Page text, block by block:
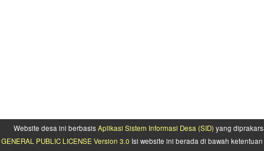
Website desa ini berbasisAplikasi Sistem Informasi Desa (SID) yang
GENERAL PUBLIC LICENSE Version 3.0 Isi website ini berada di bawah